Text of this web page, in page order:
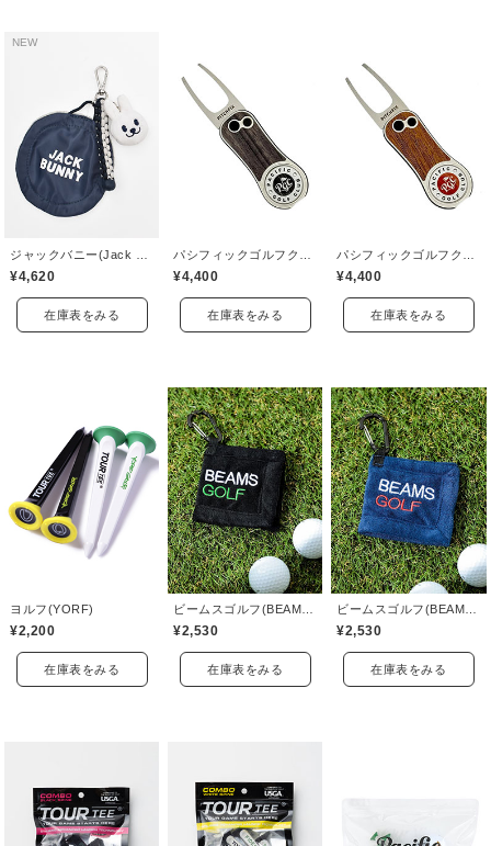
NEW
¥4,620
在庫表をみる
¥4,400
在庫表をみる
¥4,400
在庫表をみる
ヨルフ(YORF)
¥2,200
在庫表をみる
¥2,530
在庫表をみる
¥2,530
在庫表をみる